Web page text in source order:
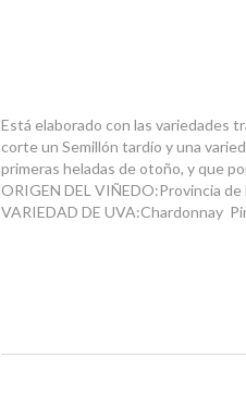
Está elaborado con las variedades
corte un Semillón tardío y una
primeras heladas de otoño, y que
ORIGEN DEL VIÑEDO:Provincia
VARIEDAD DE UVA:Chardonnay